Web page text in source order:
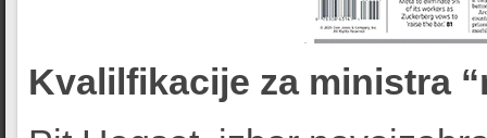
Kvalilfikacije za ministra